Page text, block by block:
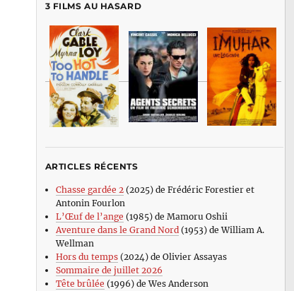
3 FILMS AU HASARD
ARTICLES RÉCENTS
Chasse gardée 2(2025) de Frédéric Forestier et
Antonin Fourlon
L’Œuf de l’ange (1985) de Mamoru Oshii
Aventure dans le Grand Nord(1953) de William A.
Wellman
Hors du temps(2024) de Olivier Assayas
Sommaire de juillet 2026
Tête brûlée (1996) de Wes Anderson